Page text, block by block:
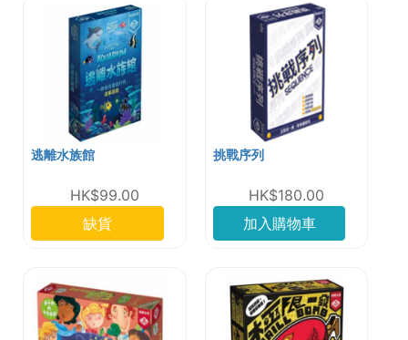
逃離水族館
HK$99.00
缺貨
挑戰序列
HK$180.00
加入購物車